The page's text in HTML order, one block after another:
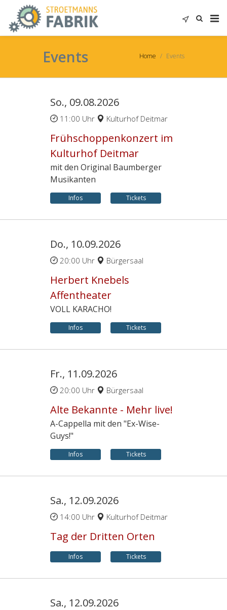
Events Home Events
So., 09.08.2026
11:00 Uhr Kulturhof Deitmar
Frühschoppenkonzert im
Kulturhof Deitmar
mit den Original Baumberger
Musikanten
Infos Tickets
Do., 10.09.2026
20:00 Uhr Bürgersaal
Herbert Knebels
Affentheater
VOLL KARACHO!
Infos Tickets
Fr., 11.09.2026
20:00 Uhr Bürgersaal
Alte Bekannte - Mehr live!
A-Cappella mit den "Ex-Wise-
Guys!"
Infos Tickets
Sa., 12.09.2026
14:00 Uhr Kulturhof Deitmar
Tag der Dritten Orten
Infos Tickets
Sa., 12.09.2026